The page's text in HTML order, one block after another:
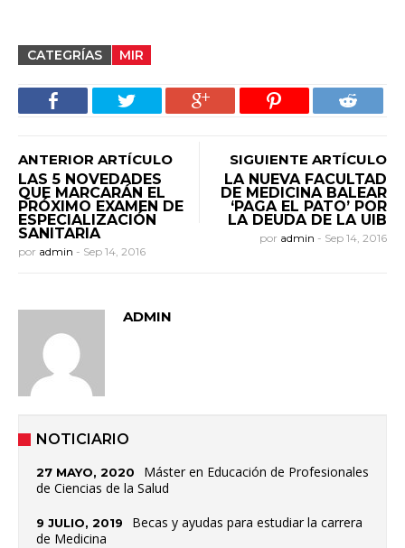
CATEGRÍAS MIR
ANTERIOR ARTÍCULO
LAS 5 NOVEDADES
QUE MARCARÁN EL
PRÓXIMO EXAMEN DE
ESPECIALIZACIÓN
SANITARIA
por admin - Sep 14, 2016
SIGUIENTE ARTÍCULO
LA NUEVA FACULTAD
DE MEDICINA BALEAR
‘PAGA EL PATO’ POR
LA DEUDA DE LA UIB
por admin - Sep 14, 2016
ADMIN
NOTICIARIO
27 MAYO, 2020
Máster en Educación de Profesionales
de Ciencias de la Salud
9 JULIO, 2019
Becas y ayudas para estudiar la carrera
de Medicina